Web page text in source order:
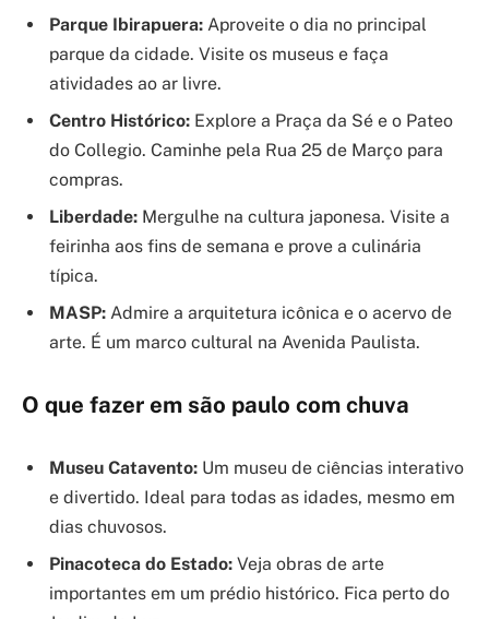
Parque Ibirapuera: Aproveite o dia no principal
parque da cidade. Visite os museus e faça
atividades ao ar livre.
Centro Histórico: Explore a Praça da Sé e o Pateo
do Collegio. Caminhe pela Rua 25 de Março para
compras.
Liberdade: Mergulhe na cultura japonesa. Visite a
feirinha aos fins de semana e prove a culinária
típica.
MASP: Admire a arquitetura icônica e o acervo de
arte. É um marco cultural na Avenida Paulista.
O que fazer em são paulo com chuva
Museu Catavento: Um museu de ciências interativo
e divertido. Ideal para todas as idades, mesmo em
dias chuvosos.
Pinacoteca do Estado: Veja obras de arte
importantes em um prédio histórico. Fica perto do